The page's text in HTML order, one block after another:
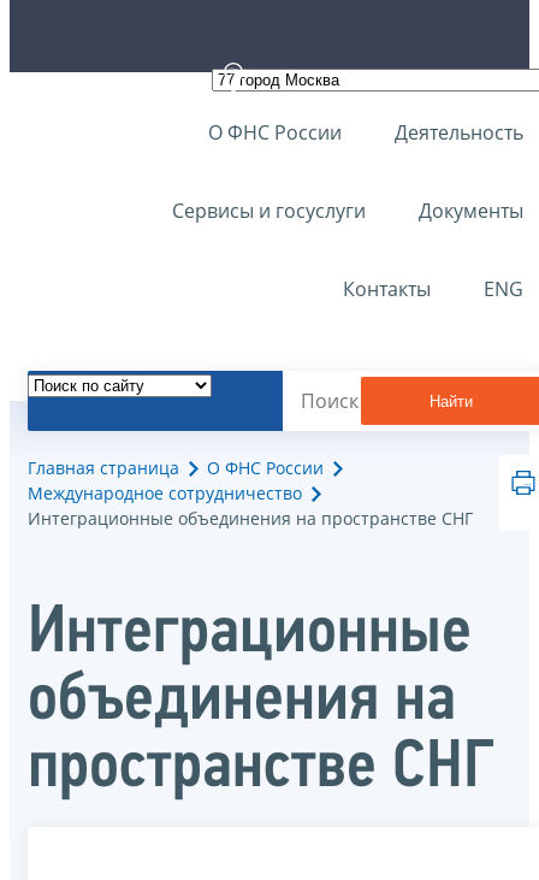
О ФНС России Деятельность
Сервисы и госуслуги Документы
Контакты ENG
Найти
Главная страница
О ФНС России
Международное сотрудничество
Интеграционные объединения на пространстве СНГ
Интеграционные
объединения на
пространстве СНГ